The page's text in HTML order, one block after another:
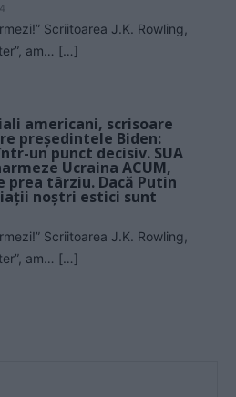
Scriitoarea J.K. Rowling,
am… […]
americani, scrisoare
președintele Biden:
un punct decisiv. SUA
Ucraina ACUM,
prea târziu. Dacă Putin
noștri estici sunt
Scriitoarea J.K. Rowling,
am… […]